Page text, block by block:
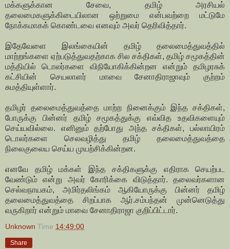
மக்களுக்கான சேவை, தமிழ் அரசியல்
தலைமைகளுக்கிடையிலான ஒற்றுமை என்பவற்றை மட்டுமே
நோக்கமாகக் கொண்டவை எனவும் அவர் தெரிவித்தார்.
இதேவேளை இலங்கையின் தமிழ் தலைமைத்துவத்தில்
மாற்றங்களை ஏற்படுத்துவதற்காக சில சக்திகள், தமிழ் சமூகத்தின்
மத்தியில் டொலர்களை விநியோகிக்கின்றன என்றும் தமிழரசுக்
கட்சியின் செயலாளர் மாவை சேனாதிராஜாவும் குற்றம்
சுமத்தியுள்ளார்.
தமிழர் தலைமைத்துவத்தை மாற்ற நினைக்கும் இந்த சக்திகள்,
போருக்கு பின்னர் தமிழ் சமூகத்துக்கு எவ்வித உதவிகளையும்
செய்யவில்லை. எனினும் தற்போது அந்த சக்திகள், பல்லாயிரம்
டொலர்களை செலவழித்து தமிழ் தலைமைத்துவத்தை
நிலைகுலைய செய்ய முயற்சிக்கின்றன.
எனவே தமிழ் மக்கள் இந்த சக்திகளுக்கு எதிராக செயற்பட
வேண்டும் என்று அவர் கோரிக்கை விடுத்தார். தலைவர்களான
செல்வநாயகம், அமிர்தலிங்கம் ஆகியோருக்கு பின்னர் தமிழ்
தலைமைத்துவத்தை சிறப்பாக ஆர்.சம்பந்தன் முன்னெடுத்து
வருகிறார் என்றும் மாவை சேனாதிராஜா குறிப்பிட்டார்.
Unknown Time 14:49:00
Share